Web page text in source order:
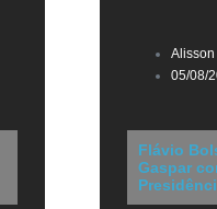
05/08/
Flávio
Gaspar